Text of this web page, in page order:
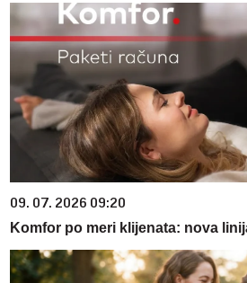
09. 07. 2026 09:20
Komfor po meri klijenata: nova